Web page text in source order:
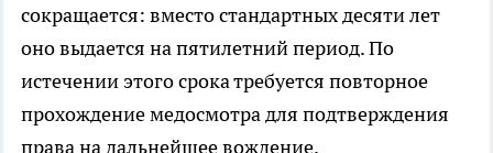
сокращается: вместо стандартных десяти лет
оно выдается на пятилетний период. По
истечении этого срока требуется повторное
прохождение медосмотра для подтверждения
права на дальнейшее вождение.